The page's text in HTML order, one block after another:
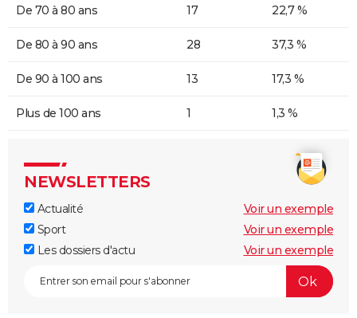
De 70 à 80 ans 17 22,7 %
De 80 à 90 ans 28 37,3 %
De 90 à 100 ans 13 17,3 %
Plus de 100 ans 1 1,3 %
NEWSLETTERS
Actualité
Voir un exemple
Sport
Voir un exemple
Les dossiers d'actu
Voir un exemple